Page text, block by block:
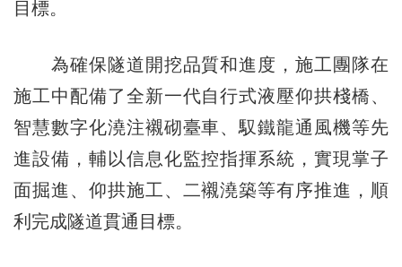
目標。
為確保隧道開挖品質和進度，施工團隊在
施工中配備了全新一代自行式液壓仰拱棧橋、
智慧數字化澆注襯砌臺車、馭鐵龍通風機等先
進設備，輔以信息化監控指揮系統，實現掌子
面掘進、仰拱施工、二襯澆築等有序推進，順
利完成隧道貫通目標。